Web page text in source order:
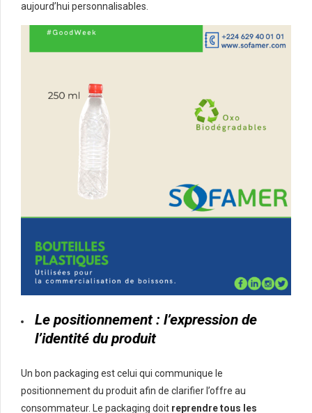
aujourd’hui personnalisables.
Le positionnement : l’expression de
l’identité du produit
Un bon packaging est celui qui communique le
positionnement du produit afin de clarifier l’offre au
consommateur. Le packaging doit reprendre tous les